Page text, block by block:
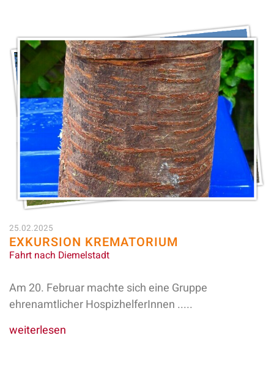
25.02.2025
EXKURSION KREMATORIUM
Fahrt nach Diemelstadt
Am 20. Februar machte sich eine Gruppe
ehrenamtlicher HospizhelferInnen .....
weiterlesen